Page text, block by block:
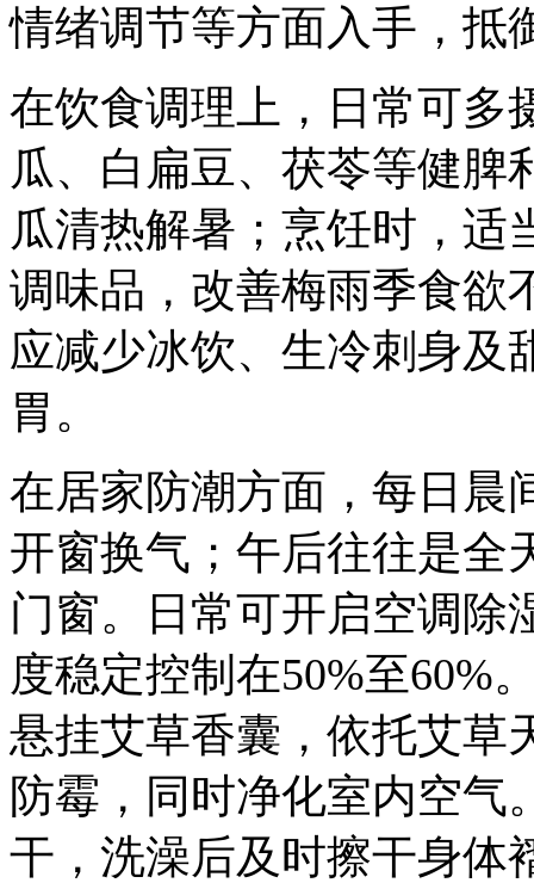
情绪调节等方面入手，抵
在饮食调理上，日常可多
瓜、白扁豆、茯苓等健脾
瓜清热解暑；烹饪时，适
调味品，改善梅雨季食欲
应减少冰饮、生冷刺身及
胃。
在居家防潮方面，每日晨
开窗换气；午后往往是全
门窗。日常可开启空调除
度稳定控制在50%至60%
悬挂艾草香囊，依托艾草
防霉，同时净化室内空气
干，洗澡后及时擦干身体